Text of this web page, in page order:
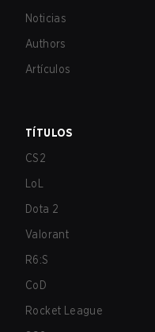
Noticias
Authors
Artículos
TÍTULOS
CS2
LoL
Dota 2
Valorant
R6:S
CoD
Rocket League